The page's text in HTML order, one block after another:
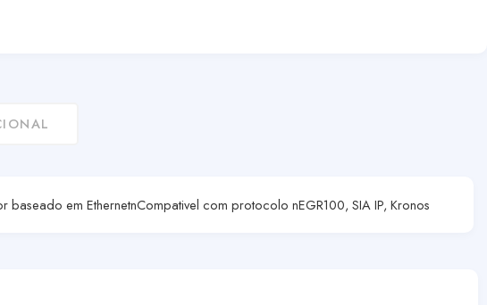
em EthernetnCompativel com protocolo nEGR100, SIA IP, Kronos